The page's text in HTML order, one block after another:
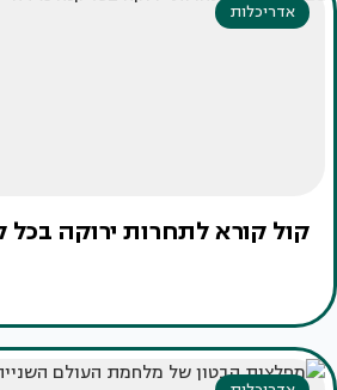
אדריכלות
קול קורא לתחרות ירוקה בכל